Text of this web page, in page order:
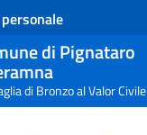
di Pignataro
di Bronzo al Valor Civile